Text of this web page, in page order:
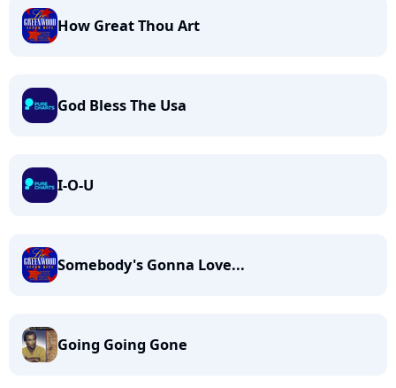
How Great Thou Art
God Bless The Usa
I-O-U
Somebody's Gonna Love...
Going Going Gone